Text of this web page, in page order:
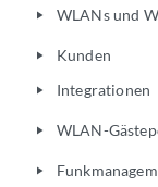
play_arrow WLANs und
play_arrow Kunden
play_arrow Integrationen
play_arrow WLAN-
play_arrow